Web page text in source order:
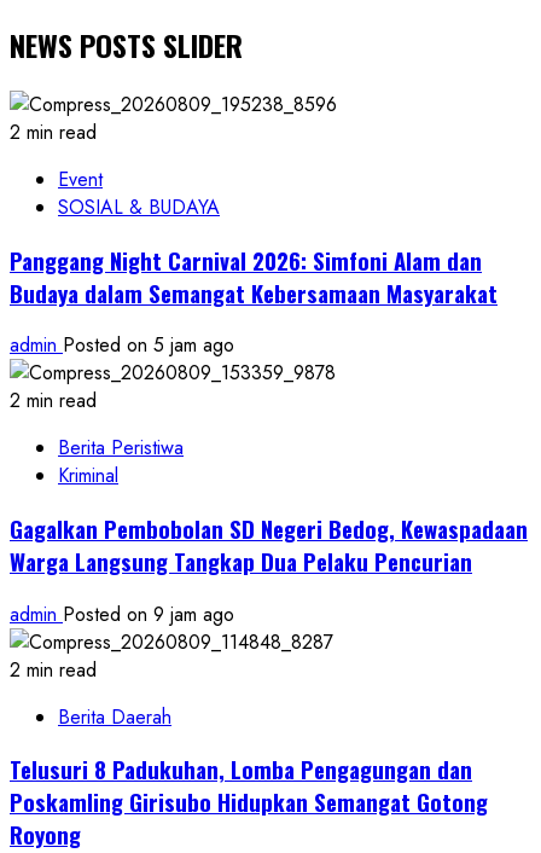
NEWS POSTS SLIDER
2 min read
Event
SOSIAL & BUDAYA
Panggang Night Carnival 2026: Simfoni Alam dan
Budaya dalam Semangat Kebersamaan Masyarakat
admin Posted on 5 jam ago
2 min read
Berita Peristiwa
Kriminal
Gagalkan Pembobolan SD Negeri Bedog, Kewaspadaan
Warga Langsung Tangkap Dua Pelaku Pencurian
admin Posted on 9 jam ago
2 min read
Berita Daerah
Telusuri 8 Padukuhan, Lomba Pengagungan dan
Poskamling Girisubo Hidupkan Semangat Gotong
Royong